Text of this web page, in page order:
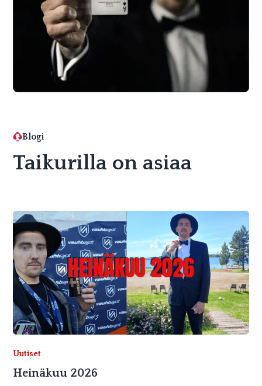
Blogi
Taikurilla on asiaa
Uutiset
Heinäkuu 2026